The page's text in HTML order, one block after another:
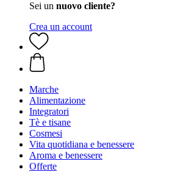
Sei un nuovo cliente?
Crea un account
Marche
Alimentazione
Integratori
Tè e tisane
Cosmesi
Vita quotidiana e benessere
Aroma e benessere
Offerte